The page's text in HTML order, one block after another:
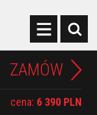
ZAMÓW
cena: 6 390 PLN